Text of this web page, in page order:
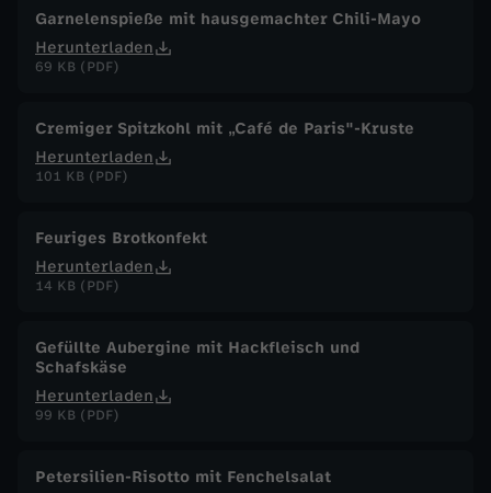
1
M
i
0
2
6
Garnelenspieße mit hausgemachter Chili-Mayo
Herunterladen
69 KB (PDF)
Cremiger Spitzkohl mit „Café de Paris"-Kruste
Herunterladen
101 KB (PDF)
Feuriges Brotkonfekt
Herunterladen
14 KB (PDF)
Gefüllte Aubergine mit Hackfleisch und
Schafskäse
Herunterladen
99 KB (PDF)
Petersilien-Risotto mit Fenchelsalat